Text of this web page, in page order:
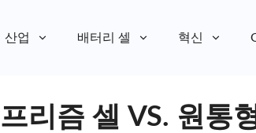
산업 배터리 셀 혁신
프리즘 셀 VS. 원통